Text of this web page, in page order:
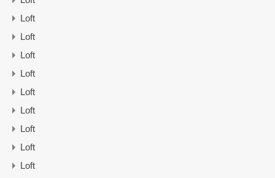
Loft
Loft
Loft
Loft
Loft
Loft
Loft
Loft
Loft